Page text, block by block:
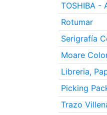
TOSHIBA -
Rotumar
Serigrafía
Moare
Libreria,
Picking
Trazo